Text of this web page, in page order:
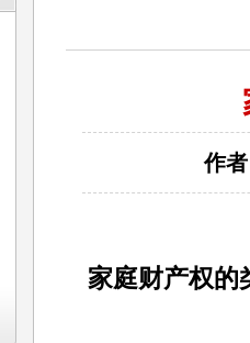
作
家庭财产权的